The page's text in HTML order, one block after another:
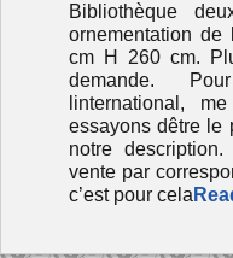
Bibliothèque
ornementation
cm H 260 cm.
demande.
linternational,
essayons dêtre le
notre
vente par
c’est pour cela